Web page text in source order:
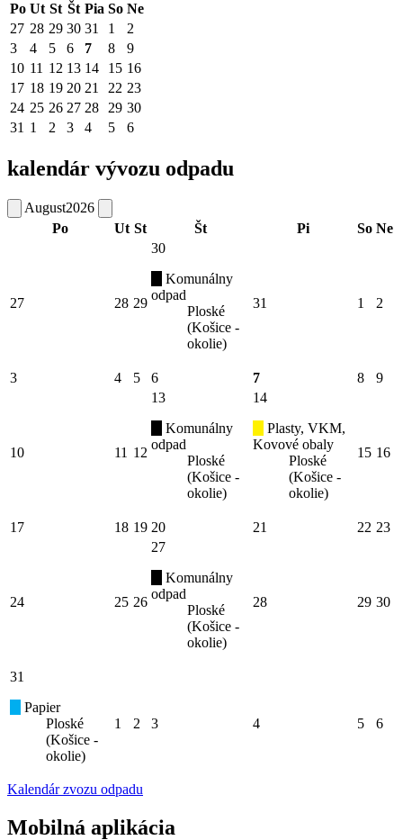
Po Ut St Št Pia So Ne
27 28 29 30 31 1
2
3
4 5 6 7 8
9
10 11 12 13 14 15 16
17 18 19 20 21 22 23
24 25 26 27 28 29 30
31 1 2 3 4 5 6
kalendár vývozu odpadu
August2026
Po
Ut St Št Pi So Ne
27 28 29
30
Komunálny
odpad
Ploské
(Košice -
okolie)
31 1 2
3 4 5 6 7 8 9
10 11 12
13
Komunálny
odpad
Ploské
(Košice -
okolie)
14
Plasty, VKM,
Kovové obaly
Ploské
(Košice -
okolie)
15 16
17 18 19 20 21 22 23
24 25 26
27
Komunálny
odpad
Ploské
(Košice -
okolie)
28 29 30
31
Papier
Ploské
(Košice -
okolie)
1 2 3 4 5 6
Kalendár zvozu odpadu
Mobilná aplikácia